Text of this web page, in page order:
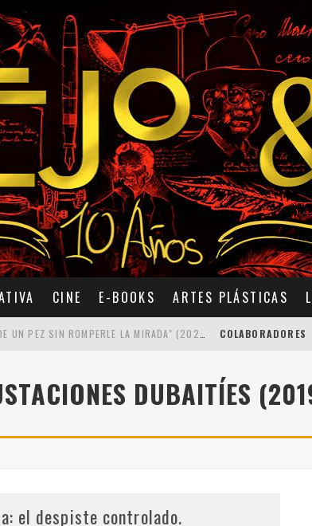
CINE E-BOOKS ARTES PLÁSTICAS
COLABORADORES
DUBAITÍES
el despiste controlado.